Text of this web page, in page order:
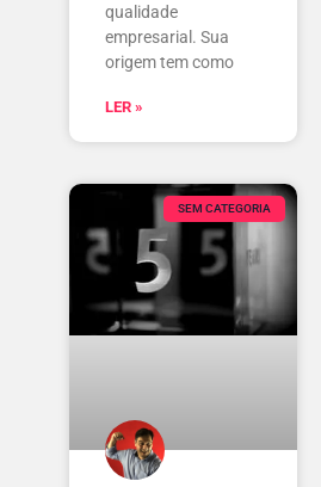
qualidade
empresarial. Sua
origem tem como
LER »
SEM CATEGORIA